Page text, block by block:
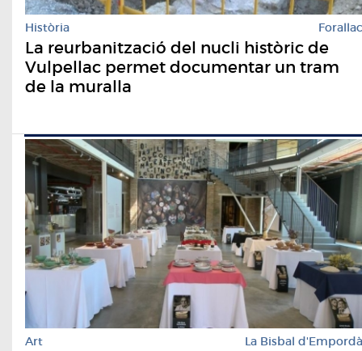
Història Forallac
La reurbanització del nucli històric de
Vulpellac permet documentar un tram
de la muralla
Art La Bisbal d'Empordà